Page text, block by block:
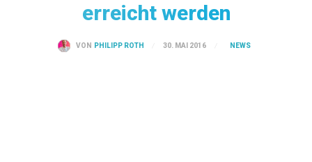
erreicht werden
VON PHILIPP ROTH 30. MAI 2016 NEWS